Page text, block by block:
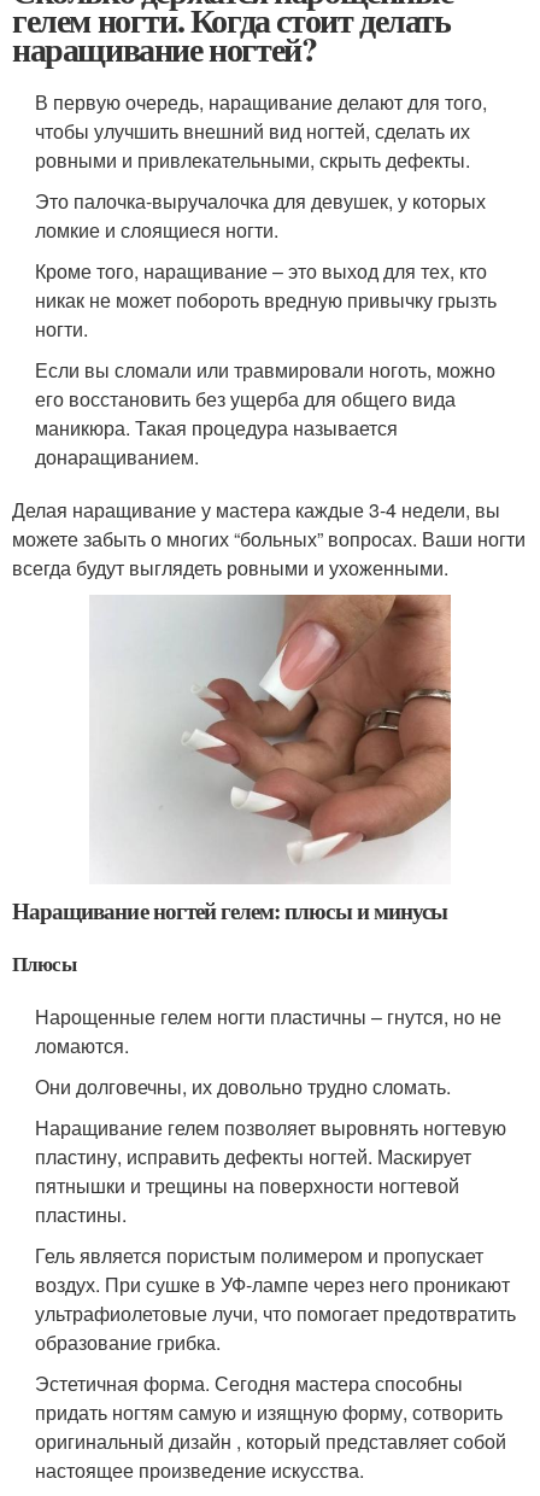
гелем ногти. Когда стоит делать
наращивание ногтей?
В первую очередь, наращивание делают для того,
чтобы улучшить внешний вид ногтей, сделать их
ровными и привлекательными, скрыть дефекты.
Это палочка-выручалочка для девушек, у которых
ломкие и слоящиеся ногти.
Кроме того, наращивание – это выход для тех, кто
никак не может побороть вредную привычку грызть
ногти.
Если вы сломали или травмировали ноготь, можно
его восстановить без ущерба для общего вида
маникюра. Такая процедура называется
донаращиванием.
Делая наращивание у мастера каждые 3-4 недели, вы
можете забыть о многих “больных” вопросах. Ваши ногти
всегда будут выглядеть ровными и ухоженными.
Наращивание ногтей гелем: плюсы и минусы
Плюсы
Нарощенные гелем ногти пластичны – гнутся, но не
ломаются.
Они долговечны, их довольно трудно сломать.
Наращивание гелем позволяет выровнять ногтевую
пластину, исправить дефекты ногтей. Маскирует
пятнышки и трещины на поверхности ногтевой
пластины.
Гель является пористым полимером и пропускает
воздух. При сушке в УФ-лампе через него проникают
ультрафиолетовые лучи, что помогает предотвратить
образование грибка.
Эстетичная форма. Сегодня мастера способны
придать ногтям самую и изящную форму, сотворить
оригинальный дизайн , который представляет собой
настоящее произведение искусства.